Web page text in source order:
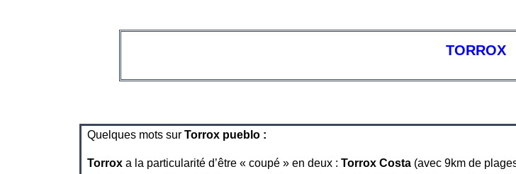
TORROX
Quelques mots sur Torrox pueblo :
Torrox a la particularité d’être « coupé » en deux : Torrox Costa (avec 9km de